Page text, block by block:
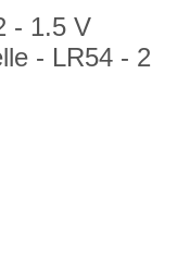
- 1.5 V
- LR54 - 2